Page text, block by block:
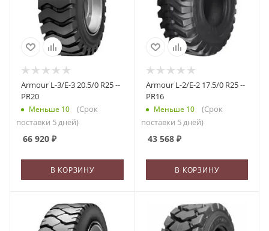
Armour L-3/E-3 20.5/0 R25 --
PR20
Меньше 10
(Срок
поставки 5 дней)
66 920 ₽
В КОРЗИНУ
Armour L-2/E-2 17.5/0 R25 --
PR16
Меньше 10
(Срок
поставки 5 дней)
43 568₽
В КОРЗИНУ